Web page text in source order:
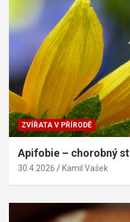
ZVÍŘATA V PŘÍRODĚ
Apifobie – chorobný
30.4.2026 Kamil Vašek